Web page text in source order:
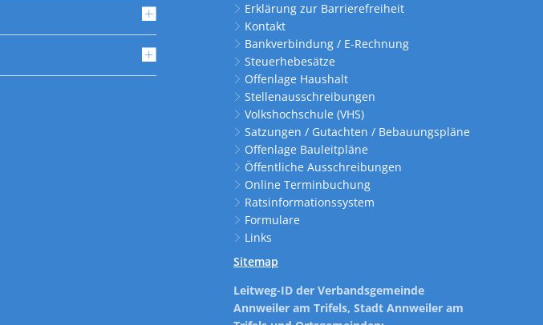
Erklärung zur Barrierefreiheit
Kontakt
Bankverbindung / E-Rechnung
Steuerhebesätze
Offenlage Haushalt
Stellenausschreibungen
Volkshochschule (VHS)
Satzungen / Gutachten / Bebauungspläne
Offenlage Bauleitpläne
Öffentliche Ausschreibungen
Online Terminbuchung
Ratsinformationssystem
Formulare
Links
Sitemap
Leitweg-ID der Verbandsgemeinde
Annweiler am Trifels, Stadt Annweiler am